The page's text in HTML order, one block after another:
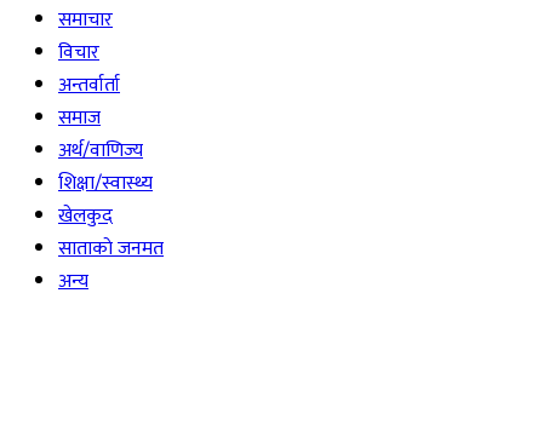
समाचार
विचार
अन्तर्वार्ता
समाज
अर्थ/वाणिज्य
शिक्षा/स्वास्थ्य
खेलकुद
साताकाे जनमत
अन्य